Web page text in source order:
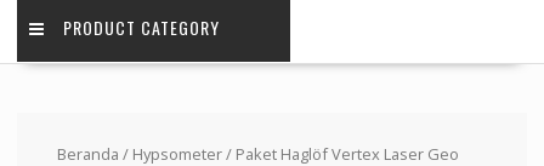
PRODUCT CATEGORY
Beranda / Hypsometer/ Paket Haglöf Vertex Laser Geo